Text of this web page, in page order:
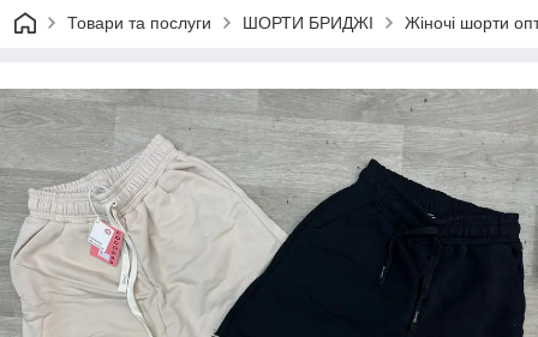
Товари та послуги ШОРТИ БРИДЖІ Жіночі шорти